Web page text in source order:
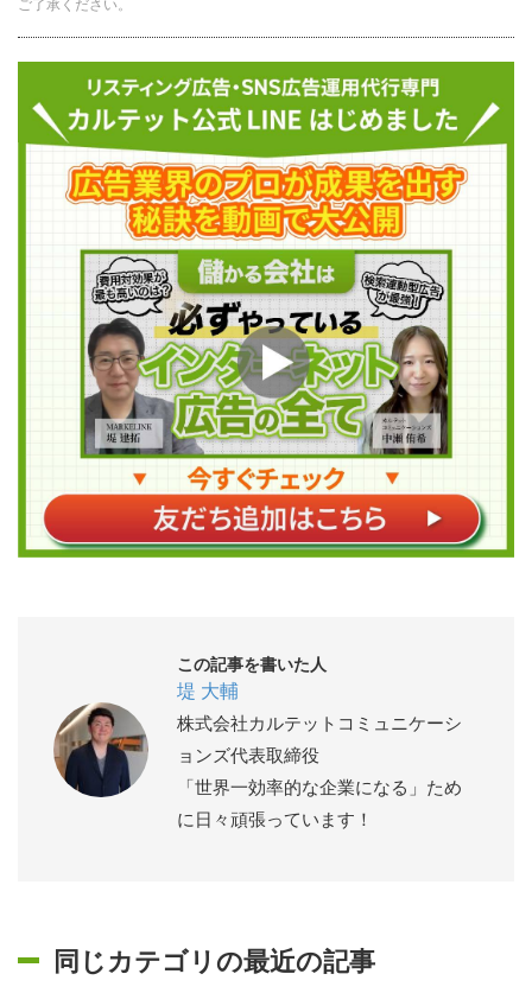
この記事を書いた人
堤 大輔
株式会社カルテットコミュニケーシ
ョンズ代表取締役
「世界一効率的な企業になる」ため
に日々頑張っています！
同じカテゴリの最近の記事